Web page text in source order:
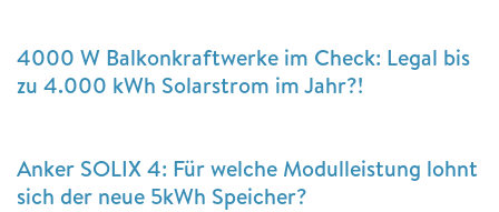
4000 W Balkonkraftwerke im Check: Legal bis
zu 4.000 kWh Solarstrom im Jahr?!
Anker SOLIX 4: Für welche Modulleistung lohnt
sich der neue 5kWh Speicher?